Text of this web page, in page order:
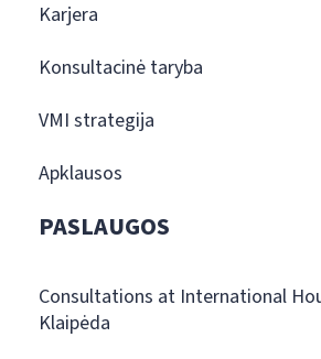
Karjera
Konsultacinė taryba
VMI strategija
Apklausos
PASLAUGOS
Consultations at International
Klaipėda